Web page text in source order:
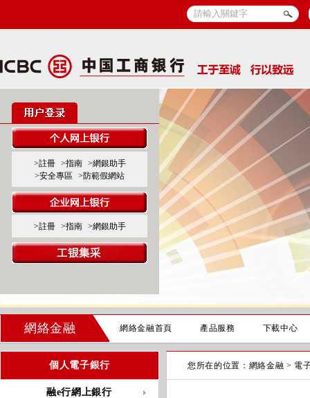
>註冊 >指南
>網銀助手
>安全專區
>防範假網站
>註冊 >指南 >網銀助手
網絡金融 網絡金融首頁 產品服務 下載中心
個人電子銀行
融e行網上銀行
您所在的位置： 網絡金融 > 電